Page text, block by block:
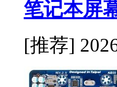
笔记本屏
[推荐]